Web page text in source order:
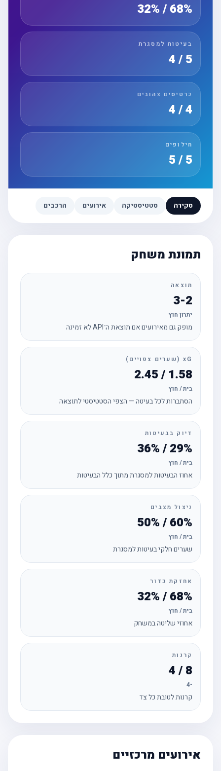
68% / 32%
בעיטות למסגרת
כרטיסים צהובים
חילופים
סקירה סטטיסטיקה אירועים הרכבים
תמונת משחק
תוצאה
3-2
יתרון חוץ
מופק גם מאירועים אם תוצאת ה־API לא זמינה
xG (שערים צפויים)
1.58 / 2.45
בית / חוץ
הסתברות לכל בעיטה — הצפי הסטטיסטי לתוצאה
דיוק בבעיטות
29% / 36%
בית / חוץ
אחוז הבעיטות למסגרת מתוך כלל הבעיטות
ניצול מצבים
60% / 50%
בית / חוץ
שערים חלקי בעיטות למסגרת
אחזקת כדור
68% / 32%
בית / חוץ
אחוזי שליטה במשחק
קרנות
קרנות לטובת כל צד
אירועים מרכזיים